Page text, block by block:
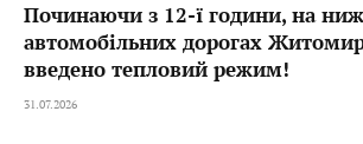
Починаючи з 12-ї години, на
автомобільних дорогах
введено тепловий режим!
31.07.2026